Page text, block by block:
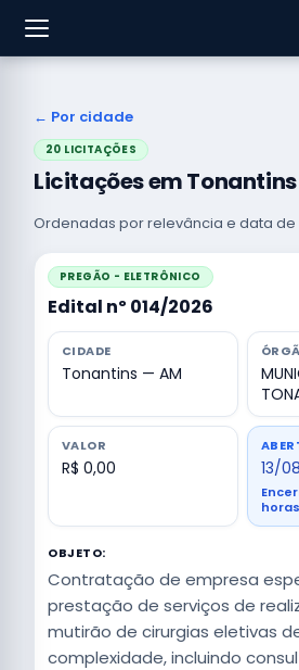
← Por cidade
20 LICITAÇÕES
Licitações em
Ordenadas por relevância e data
PREGÃO - ELETRÔNICO
Edital nº 014/2026
CIDADE
Tonantins — AM
VALOR
R$ 0,00 13/
horas
OBJETO:
Contratação de empresa
prestação de serviços de
mutirão de cirurgias eletivas
complexidade, incluindo